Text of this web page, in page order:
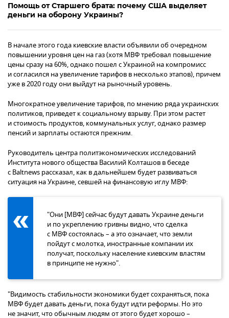
Помощь от Старшего брата: почему США выделяет
деньги на оборону Украины?
В начале этого года киевские власти объявили об очередном
повышении уровня цен на газ (хотя МВФ требовал повышение
цены сразу на 60%, однако пошел с Украиной на компромисс
и согласился на увеличение тарифов в несколько этапов), причем
уже в 2020 году они выйдут на рыночный уровень.
Многократное увеличение тарифов, по мнению ряда украинских
политиков, приведет к социальному взрыву. При этом растет
и стоимость продуктов, коммунальных услуг, однако размер
пенсий и зарплаты остаются прежним.
Руководитель центра политэкономических исследований
Института нового общества Василий Колташов в беседе
с Baltnews рассказал, как в дальнейшем будет развиваться
ситуация на Украине, севшей на финансовую иглу МВФ:
"Они [МВФ] сейчас будут давать Украине деньги
и по укреплению гривны видно, что сделка
с МВФ состоялась – а это означает, что земли
пойдут с молотка, иностранные компании их
получат, поскольку население киевским властям
в принципе не нужно".
"Видимость стабильности экономики будет сохраняться, пока
МВФ будет давать деньги, пока будут идти реформы. Но это
не значит, что обычным людям от этого будет хорошо –